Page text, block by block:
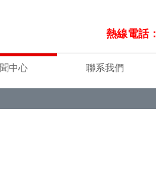
熱線電話：
中心 聯系我們